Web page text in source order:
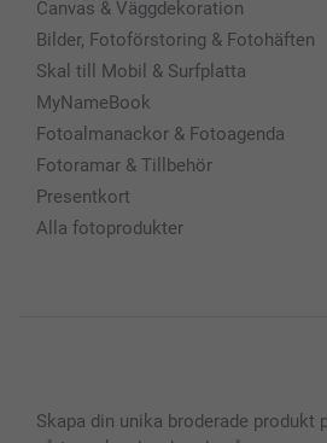
Canvas & Väggdekoration
Bilder, Fotoförstoring & Fotohäften
Skal till Mobil & Surfplatta
MyNameBook
Fotoalmanackor & Fotoagenda
Fotoramar & Tillbehör
Presentkort
Alla fotoprodukter
Skapa din unika broderade